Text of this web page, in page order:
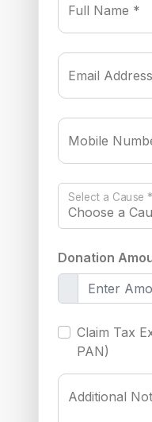
Full Name *
Email
Mobile
Select a Cause *
Donation
Claim Tax
PAN)
Additional